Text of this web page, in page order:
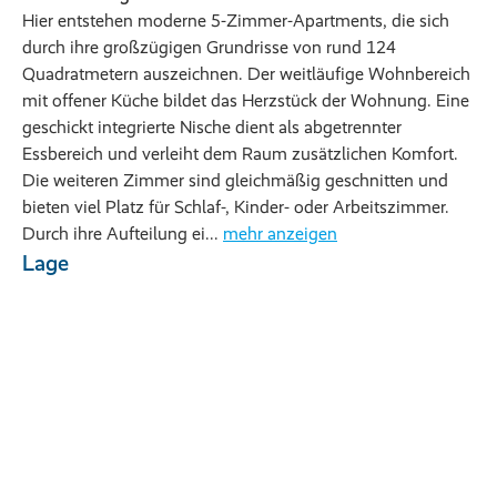
Hier entstehen moderne 5-Zimmer-Apartments, die sich
durch ihre großzügigen Grundrisse von rund 124
Quadratmetern auszeichnen. Der weitläufige Wohnbereich
mit offener Küche bildet das Herzstück der Wohnung. Eine
geschickt integrierte Nische dient als abgetrennter
Essbereich und verleiht dem Raum zusätzlichen Komfort.
Die weiteren Zimmer sind gleichmäßig geschnitten und
bieten viel Platz für Schlaf-, Kinder- oder Arbeitszimmer.
Durch ihre Aufteilung ei... mehr anzeigen
Lage